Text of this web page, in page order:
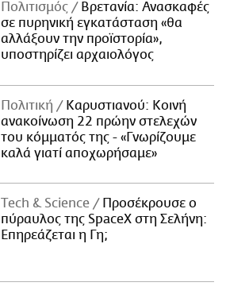
Πολιτισμός
Βρετανία: Ανασκαφές
σε πυρηνική εγκατάσταση «θα
αλλάξουν την προϊστορία»,
υποστηρίζει αρχαιολόγος
Πολιτική
Καρυστιανού: Κοινή
ανακοίνωση 22 πρώην στελεχών
του κόμματός της - «Γνωρίζουμε
καλά γιατί αποχωρήσαμε»
Τech & Science
Προσέκρουσε ο
πύραυλος της SpaceX στη Σελήνη:
Επηρεάζεται η Γη;